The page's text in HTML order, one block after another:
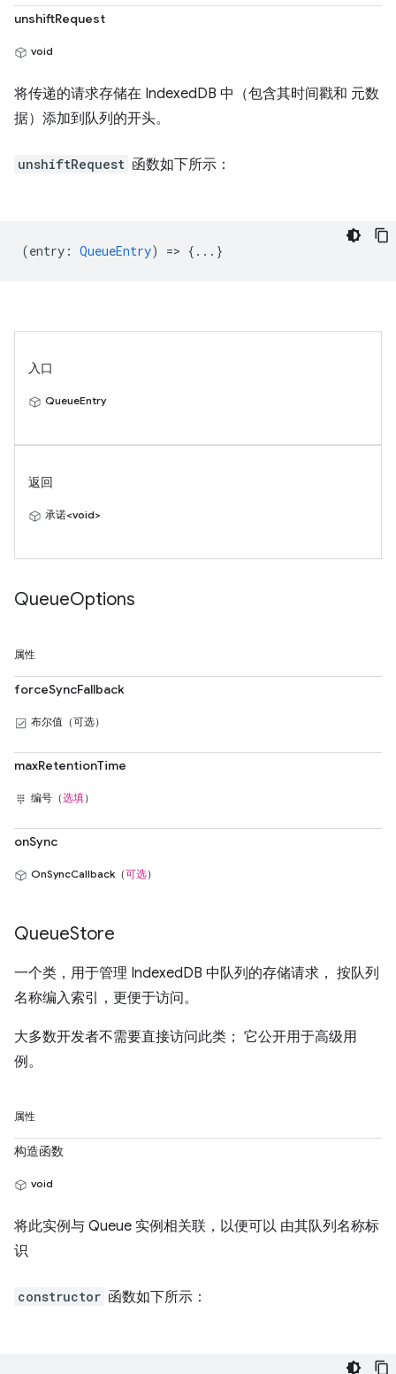
unshiftRequest
void
将传递的请求存储在 IndexedDB 中（包含其时间戳和 元数
据）添加到队列的开头。
unshiftRequest 函数如下所示：
(entry : QueueEntry) => {...}
入口
QueueEntry
返回
承诺<void>
QueueOptions
属性
forceSyncFallback
布尔值（可选）
maxRetentionTime
编号（选填）
onSync
OnSyncCallback（可选）
QueueStore
一个类，用于管理 IndexedDB 中队列的存储请求， 按队列
名称编入索引，更便于访问。
大多数开发者不需要直接访问此类； 它公开用于高级用
例。
属性
构造函数
void
将此实例与 Queue 实例相关联，以便可以 由其队列名称标
识
constructor 函数如下所示：